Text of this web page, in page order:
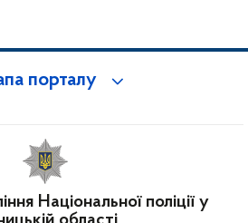
порталу
Національної поліції у